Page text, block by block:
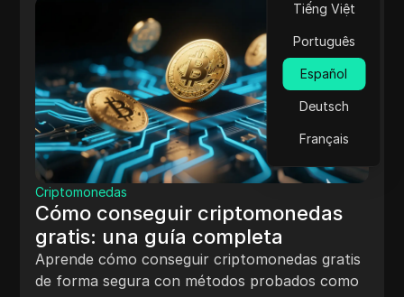
Tiếng Việt
Português
Español
Deutsch
Français
Criptomonedas
Cómo conseguir criptomonedas
gratis: una guía completa
Aprende cómo conseguir criptomonedas gratis
de forma segura con métodos probados como